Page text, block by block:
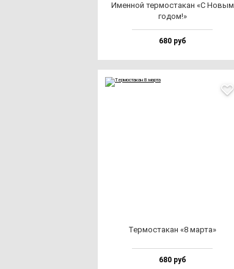
Имен­ной тер­мос­та­кан «С Новым
го­дом!»
680 руб
Тер­мос­та­кан «8 мар­та»
680 руб